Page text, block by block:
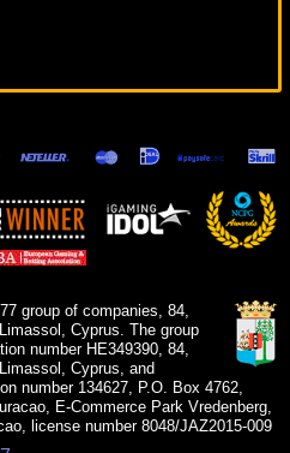
group of companies, 84,
Cyprus. The group
number HE349390, 84,
Cyprus, and
number 134627, P.O. Box 4762,
E-Commerce Park Vredenberg,
license number 8048/JAZ2015-009